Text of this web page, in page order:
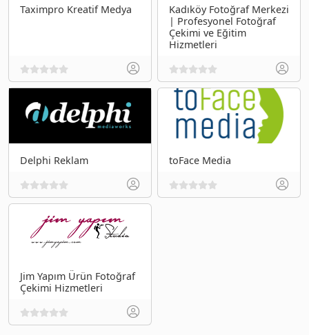
Taximpro Kreatif Medya
Kadıköy Fotoğraf Merkezi
| Profesyonel Fotoğraf
Çekimi ve Eğitim
Hizmetleri
Delphi Reklam toFace Media
Jim Yapım Ürün Fotoğraf
Çekimi Hizmetleri